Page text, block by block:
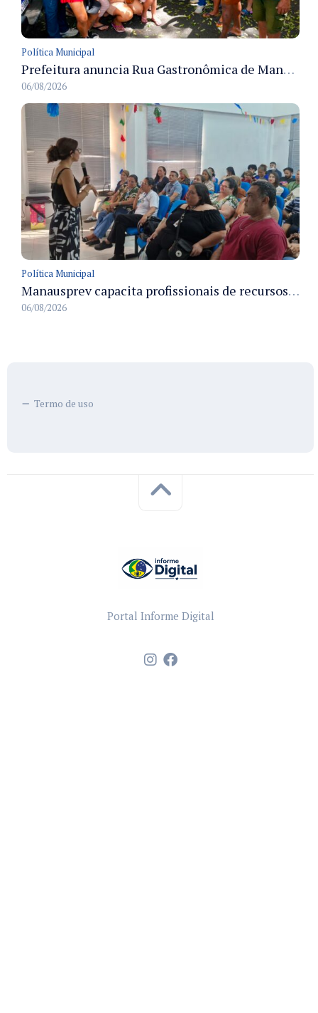
Política Municipal
Prefeitura anuncia Rua Gastronômica de Manaus e garante alternativas para 54 ambulantes cadastrados
06/08/2026
Política Municipal
Manausprev capacita profissionais de recursos humanos para agilizar concessão de aposentadorias no município
06/08/2026
Termo de uso
Portal Informe Digital